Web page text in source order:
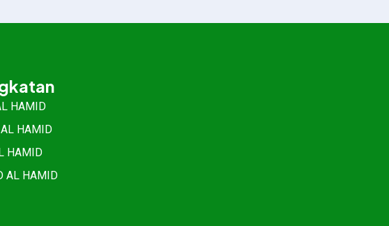
HAMID
HAMID
HAMID
AL HAMID